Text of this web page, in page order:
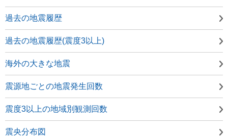
過去の地震履歴
過去の地震履歴(震度3以上)
海外の大きな地震
震源地ごとの地震発生回数
震度3以上の地域別観測回数
震央分布図